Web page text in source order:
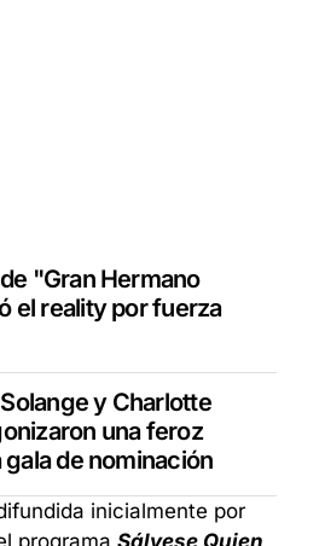
"Gran Hermano
el reality por fuerza
y Charlotte
una feroz
de nominación
inicialmente por